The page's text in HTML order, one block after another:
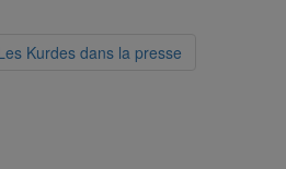
Kurdes dans la presse